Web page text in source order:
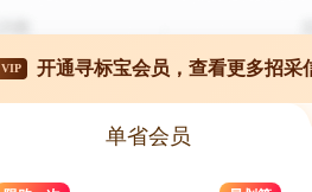
VIP 开通寻标宝会员，查看更多招采
单省会员